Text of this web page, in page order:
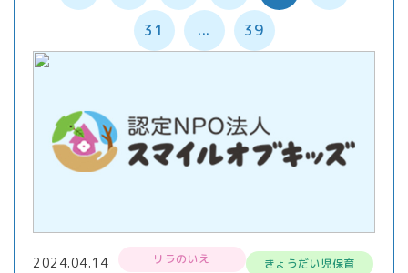
31 ... 39
2024.04.14 リラのいえ きょうだい児保育